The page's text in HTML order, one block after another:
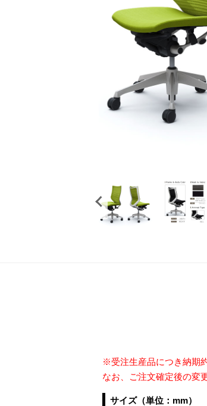
※受注生産品につき納期
なお、ご注文確定後の変
サイズ（単位：mm）